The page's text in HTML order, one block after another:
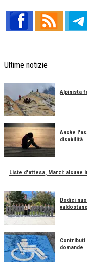
Ultime notizie
Alpinista
Anche
disabilità
Liste d'attesa, Marzi: alcune
Dodici
valdostane
domande